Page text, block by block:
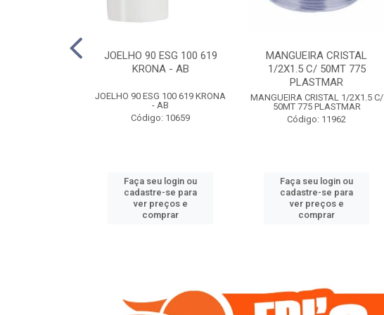
JOELHO 90 ESG 100 619
KRONA - AB
JOELHO 90 ESG 100 619 KRONA
- AB
Código: 10659
Faça seu login ou
cadastre-se para
ver preços e
comprar
MANGUEIRA CRISTAL
1/2X1.5 C/ 50MT 775
PLASTMAR
MANGUEIRA CRISTAL 1/2X1.5 C/
50MT 775 PLASTMAR
Código: 11962
Faça seu login ou
cadastre-se para
ver preços e
comprar